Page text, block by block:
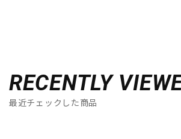
RECENTLY
最近チェックした商品